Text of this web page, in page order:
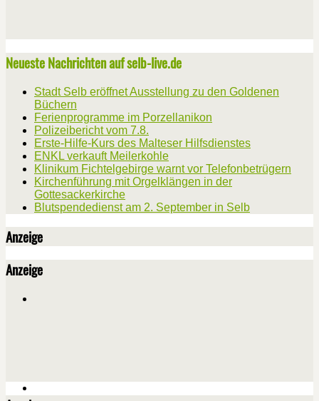
Neueste Nachrichten auf selb-live.de
Stadt Selb eröffnet Ausstellung zu den Goldenen
Büchern
Ferienprogramme im Porzellanikon
Polizeibericht vom 7.8.
Erste-Hilfe-Kurs des Malteser Hilfsdienstes
ENKL verkauft Meilerkohle
Klinikum Fichtelgebirge warnt vor Telefonbetrügern
Kirchenführung mit Orgelklängen in der
Gottesackerkirche
Blutspendedienst am 2. September in Selb
Anzeige
Anzeige